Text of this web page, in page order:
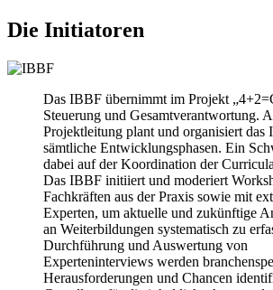
Die Initiatoren
Das IBBF übernimmt im Projekt
Steuerung und Gesamtverantwortung.
Projektleitung plant und organisiert das
sämtliche Entwicklungsphasen. Ein
dabei auf der Koordination der
Das IBBF initiiert und moderiert
Fachkräften aus der Praxis sowie mit
Experten, um aktuelle und zukünftige
an Weiterbildungen systematisch zu
Durchführung und Auswertung von
Experteninterviews werden
Herausforderungen und Chancen